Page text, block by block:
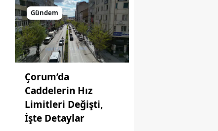
Gündem
Çorum’da
Caddelerin Hız
Limitleri Değişti,
İşte Detaylar